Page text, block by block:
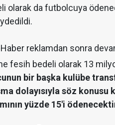
olarak da futbolcuya
reklamdan sonra
fesih bedeli olarak 13
bir başka kulübe
dolayısıyla söz
yüzde 15'i